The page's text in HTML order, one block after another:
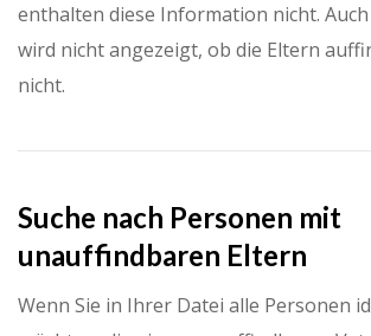
enthalten diese Information nicht.
wird nicht angezeigt, ob die Eltern
nicht.
Suche nach Personen mit
unauffindbaren Eltern
Wenn Sie in Ihrer Datei alle Personen